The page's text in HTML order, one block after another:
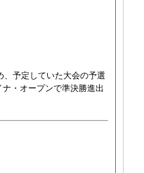
予定していた大会の予選
・オープンで準決勝進出